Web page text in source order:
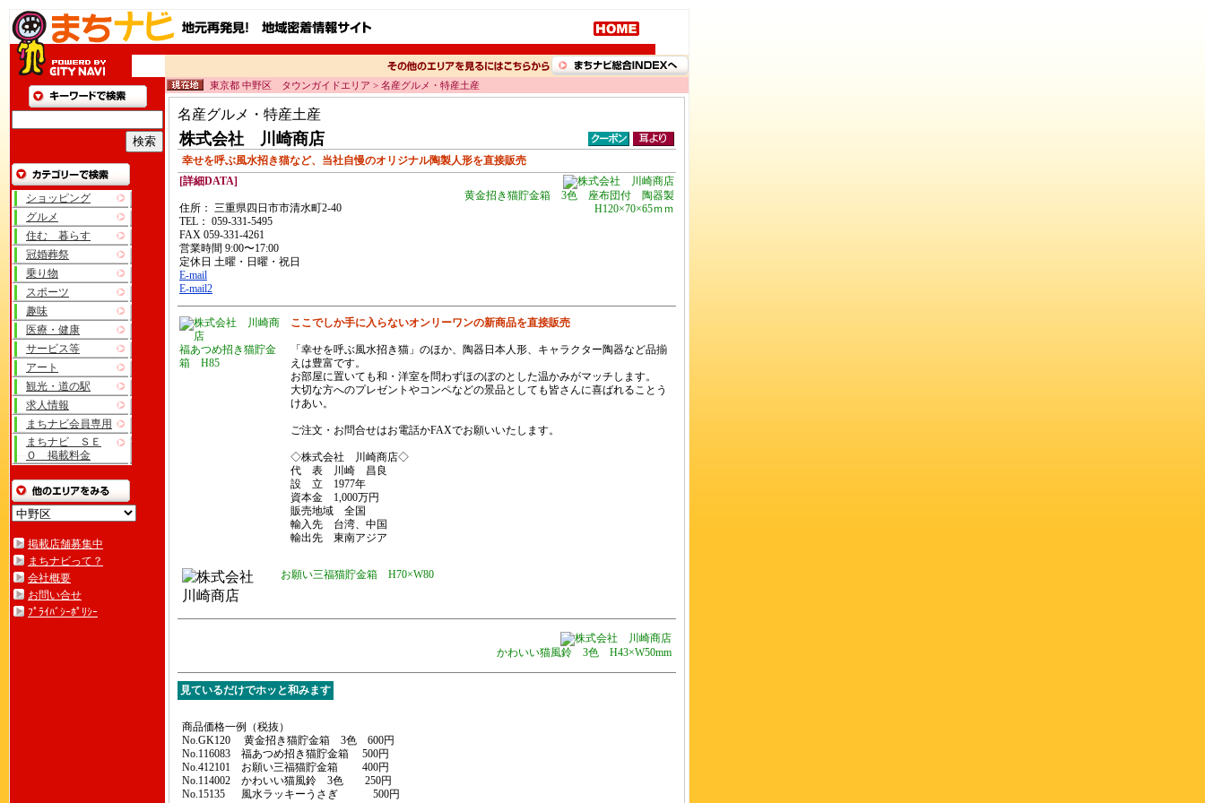
ショッピング
グルメ
住む 暮らす
冠婚葬祭
乗り物
スポーツ
趣味
医療・健康
サービス等
アート
観光・道の駅
求人情報
まちナビ会員専用
まちナビ ＳＥ
Ｏ 掲載料金
掲載店舗募集中
まちナビって？
会社概要
お問い合せ
ﾌﾟﾗｲﾊﾞｼｰﾎﾟﾘｼｰ
東京都 中野区 タウンガイドエリア > 名産グルメ・特産土産
名産グルメ・特産土産
株式会社 川崎商店
幸せを呼ぶ風水招き猫など、当社自慢のオリジナル陶製人形を直接販売
[詳細DATA]
住所： 三重県四日市市清水町2-40
TEL： 059-331-5495
FAX 059-331-4261
営業時間 9:00〜17:00
定休日 土曜・日曜・祝日
E-mail
E-mail2
黄金招き猫貯金箱 3色 座布団付 陶器製
H120×70×65ｍｍ
福あつめ招き猫貯金
箱 H85
ここでしか手に入らないオンリーワンの新商品を直接販売
「幸せを呼ぶ風水招き猫」のほか、陶器日本人形、キャラクター陶器など品揃
えは豊富です。
お部屋に置いても和・洋室を問わずほのぼのとした温かみがマッチします。
大切な方へのプレゼントやコンペなどの景品としても皆さんに喜ばれることう
けあい。
ご注文・お問合せはお電話かFAXでお願いいたします。
◇株式会社 川崎商店◇
代 表 川崎 昌良
設 立 1977年
資本金 1,000万円
販売地域 全国
輸入先 台湾、中国
輸出先 東南アジア
お願い三福猫貯金箱 H70×W80
かわいい猫風鈴 3色 H43×W50mm
見ているだけでホッと和みます
商品価格一例（税抜）
No.GK120 黄金招き猫貯金箱 3色 600円
No.116083 福あつめ招き猫貯金箱 500円
No.412101 お願い三福猫貯金箱 400円
No.114002 かわいい猫風鈴 3色 250円
No.15135 風水ラッキーうさぎ 500円